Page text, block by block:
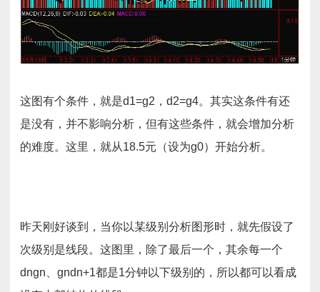
这图有个条件，就是d1=g2，d2=g4。其实这条件有还
是没有，并不影响分析，但有这些条件，就会增加分析
的难度。这里，就从18.5元（设为g0）开始分析。
昨天刚好谈到，当你以某级别分析图形时，就先假设了
次级别是线段。这图里，除了最后一个，其余每一个
dngn、gndn+1都是1分钟以下级别的，所以都可以看成